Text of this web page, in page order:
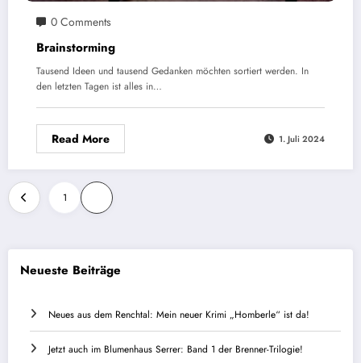
0 Comments
Brainstorming
Tausend Ideen und tausend Gedanken möchten sortiert werden. In
den letzten Tagen ist alles in…
Read More 1. Juli 2024
Seitennummerierung
der
Beiträge
1
Neueste Beiträge
Neues aus dem Renchtal: Mein neuer Krimi „Homberle“ ist da!
Jetzt auch im Blumenhaus Serrer: Band 1 der Brenner-Trilogie!